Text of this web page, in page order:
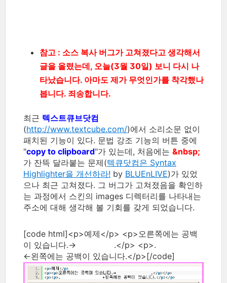
참고 : 소스 복사 버그가 고쳐졌다고 생각해서
글을 올렸는데, 오늘(3월 30일) 보니 다시 나
타났습니다. 아마도 제가 무엇인가를 착각했나
봅니다. 죄송합니다.
최근 텍스트큐브닷컴
(http://www.textcube.com/)에서 소리소문 없이
패치된 기능이 있다. 문법 강조 기능의 버튼 중에
"copy to clipboard"가 있는데, 처음에는 &nbsp;
가 잔뜩 달라붙는 문제(텍큐닷컴은 Syntax
Highlighter을 개선하라! by BLUEnLIVE)가 있었
으나 최근 고쳐졌다. 그 버그가 고쳐졌음을 확인하
는 과정에서 스킨의 images 디렉터리를 나타내는
주소에 대해 생각해 볼 기회를 갖게 되었습니다.
[code html]<p>예제</p> <p>오른쪽에는 공백
이 있습니다.→ .</p> <p>.
←왼쪽에는 공백이 있습니다.</p>[/code]